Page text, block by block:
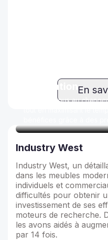
En
Fabrication
Adaptez-vous au
Industry West
Industry West, un
dans les meubles
individuels et
difficultés pour obtenir
investissement de ses
moteurs de recherche.
les avons aidés à
par 14 fois.